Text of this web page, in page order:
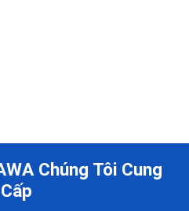
Chúng Tôi Cung
Cấp